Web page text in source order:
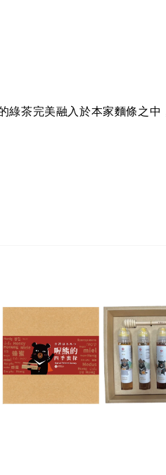
茶完美融入於本家麵條之